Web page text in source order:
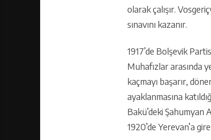
olarak çalışır.
sınavını kazanır.
1917’de Bolşevik
Muhafızlar arasında
kaçmayı başarır,
ayaklanmasına
Bakü’deki Şahumyan
1920’de Yerevan’a